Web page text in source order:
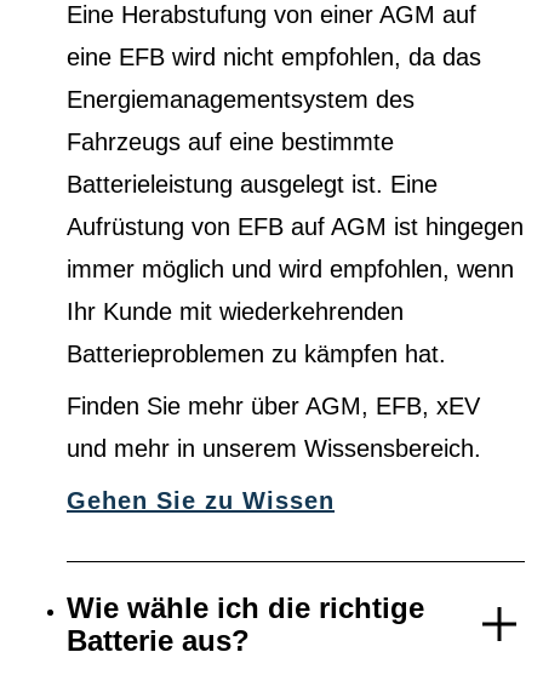
Eine Herabstufung von einer AGM auf
eine EFB wird nicht empfohlen, da das
Energiemanagementsystem des
Fahrzeugs auf eine bestimmte
Batterieleistung ausgelegt ist. Eine
Aufrüstung von EFB auf AGM ist hingegen
immer möglich und wird empfohlen, wenn
Ihr Kunde mit wiederkehrenden
Batterieproblemen zu kämpfen hat.
Finden Sie mehr über AGM, EFB, xEV
und mehr in unserem Wissensbereich.
Gehen Sie zu Wissen
Wie wähle ich die richtige
Batterie aus?